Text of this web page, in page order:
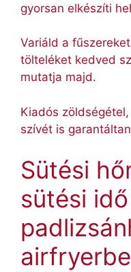
gyorsan elkészíti
Variáld a
tölteléket kedved
mutatja majd.
Kiadós
szívét is
Sütési
sütési